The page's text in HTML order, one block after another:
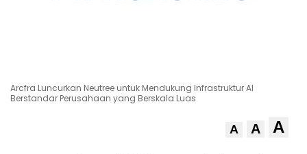
Arcfra Luncurkan Neutree untuk Mendukung Infrastruktur AI
Berstandar Perusahaan yang Berskala Luas
A A A